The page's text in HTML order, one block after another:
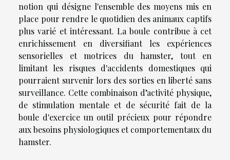
notion qui désigne l'ensemble des moyens mis en
place pour rendre le quotidien des animaux captifs
plus varié et intéressant. La boule contribue à cet
enrichissement en diversifiant les expériences
sensorielles et motrices du hamster, tout en
limitant les risques d'accidents domestiques qui
pourraient survenir lors des sorties en liberté sans
surveillance. Cette combinaison d’activité physique,
de stimulation mentale et de sécurité fait de la
boule d'exercice un outil précieux pour répondre
aux besoins physiologiques et comportementaux du
hamster.